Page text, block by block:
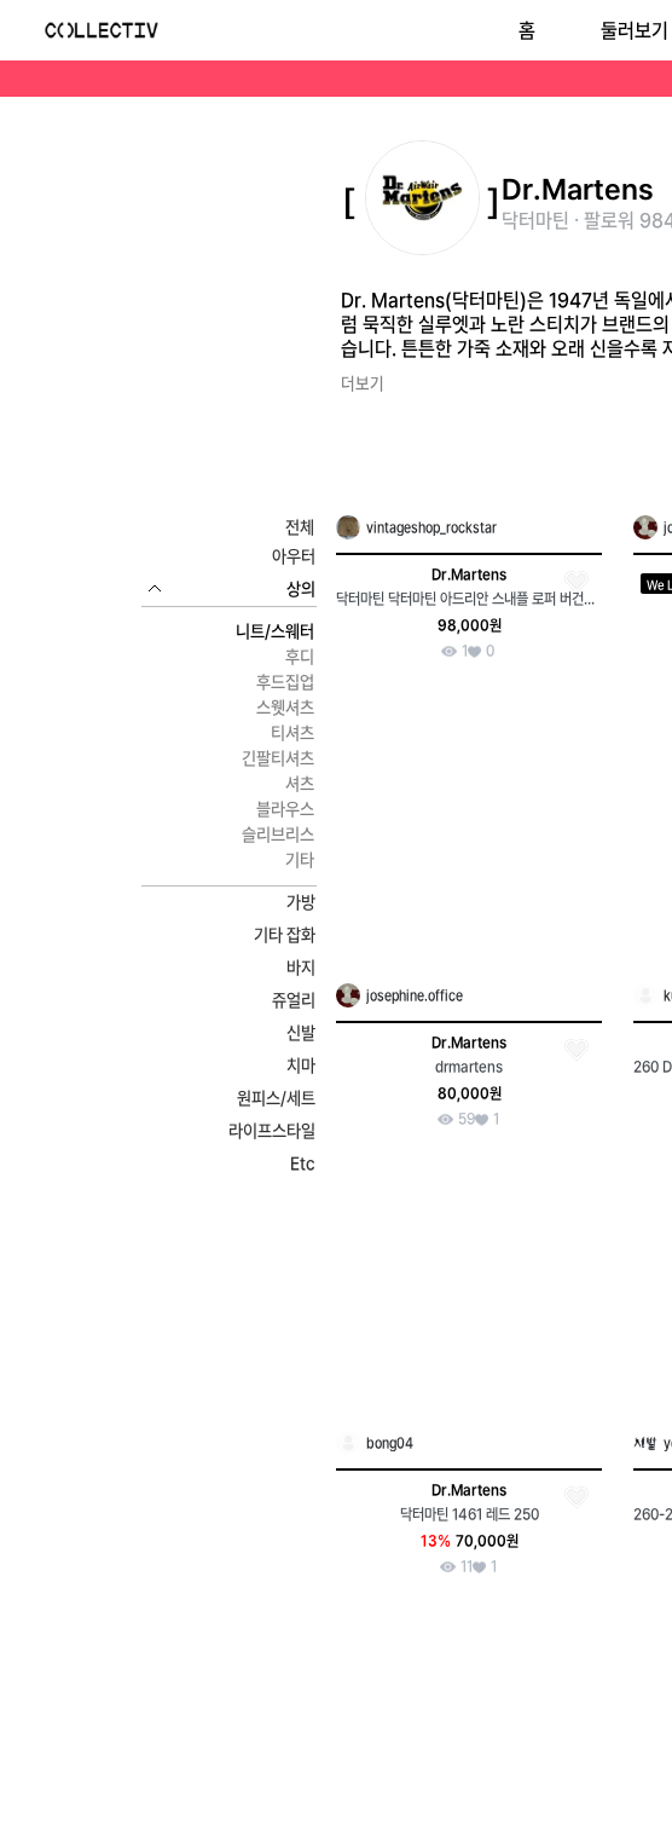
Dr. Martens(닥터마틴)은 1947년 독일에서 개발된 에어 쿠션 솔을 바탕으로 시작된 영국 기반 풋웨어 브랜드입니다. 1460 부츠, 1461 슈즈, 첼시 부츠처럼 묵직한 실루엣과 노란 스티치가 브랜드의 상징
홈 둘러보기
Dr.Martens
닥터마틴 · 팔로워
Dr. Martens(닥터마틴)은 1947년 독일에
럼 묵직한 실루엣과 노란 스티치가 브랜드
습니다. 튼튼한 가죽 소재와 오래 신을수록
넓게 어울리는 브랜드입니다.
더보기
전체
아우터
상의
니트/스웨터
후디
후드집업
스웻셔츠
티셔츠
긴팔티셔츠
셔츠
블라우스
슬리브리스
기타
가방
기타 잡화
바지
쥬얼리
신발
치마
원피스/세트
라이프스타일
Etc
vintageshop_rockstar
Dr.Martens
닥터마틴 닥터마틴 아드리안 스내플 로퍼 버건디 UK8 (270)
98,000원
1
0
We
josephine.office
Dr.Martens
drmartens
80,000원
59
1
bong04
Dr.Martens
닥터마틴 1461 레드 250
13% 70,000원
11
1